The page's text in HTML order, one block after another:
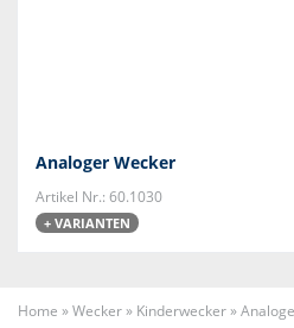
Analoger Wecker
Artikel Nr.: 60.1030
+ VARIANTEN
Home »Wecker» Kinderwecker»